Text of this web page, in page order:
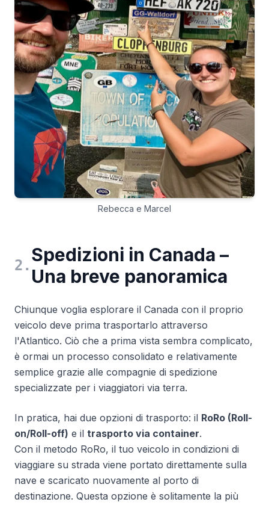
Rebecca e Marcel
2 . Spedizioni in Canada –
Una breve panoramica
Chiunque voglia esplorare il Canada con il proprio
veicolo deve prima trasportarlo attraverso
l'Atlantico. Ciò che a prima vista sembra complicato,
è ormai un processo consolidato e relativamente
semplice grazie alle compagnie di spedizione
specializzate per i viaggiatori via terra.
In pratica, hai due opzioni di trasporto: il RoRo (Roll-
on/Roll-off) e il trasporto via container.
Con il metodo RoRo, il tuo veicolo in condizioni di
viaggiare su strada viene portato direttamente sulla
nave e scaricato nuovamente al porto di
destinazione. Questa opzione è solitamente la più